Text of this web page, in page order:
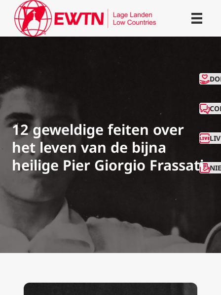
12 geweldige feiten over
het leven van de bijna
heilige Pier Giorgio Frassati